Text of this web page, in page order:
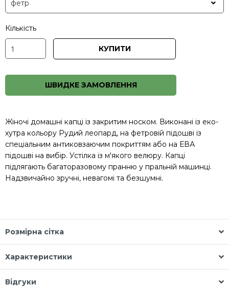
Кількість
КУПИТИ
ШВИДКЕ ЗАМОВЛЕННЯ
Жіночі домашні капці із закритим носком. Виконані із еко-
хутра кольору Рудий леопард, на фетровій підошві із
спеціальним антиковзаючим покриттям або на ЕВА
підошві на вибір. Устілка із м'якого велюру. Капці
підлягають багаторазовому пранню у пральній машинці.
Надзвичайно зручні, невагомі та безшумні.
Розмірна сітка
Характеристики
Відгуки